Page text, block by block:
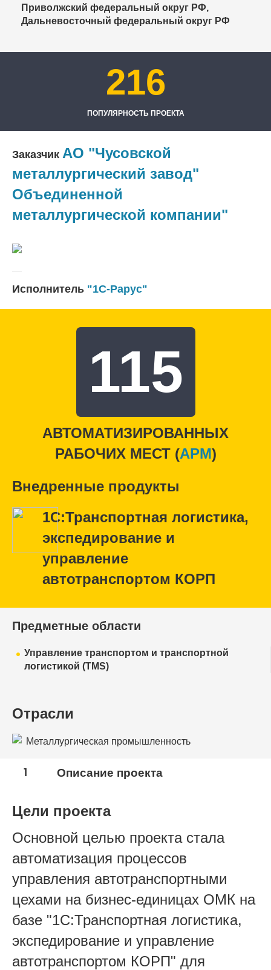
Приволжский федеральный округ РФ,
Дальневосточный федеральный округ РФ
216
ПОПУЛЯРНОСТЬ ПРОЕКТА
Заказчик АО "Чусовской
металлургический завод"
Объединенной
металлургической компании"
Исполнитель "1С-Рарус"
115
АВТОМАТИЗИРОВАННЫХ
РАБОЧИХ МЕСТ (APM)
Внедренные продукты
1С:Транспортная логистика,
экспедирование и
управление
автотранспортом КОРП
Предметные области
Управление транспортом и транспортной
логистикой (TMS)
Отрасли
Металлургическая промышленность
1 Описание проекта
Цели проекта
Основной целью проекта стала
автоматизация процессов
управления автотранспортными
цехами на бизнес-единицах ОМК на
базе "1С:Транспортная логистика,
экспедирование и управление
автотранспортом КОРП" для